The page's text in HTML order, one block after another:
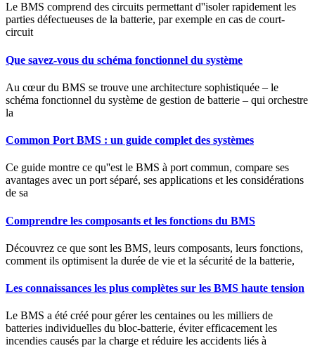
Le BMS comprend des circuits permettant d''isoler rapidement les
parties défectueuses de la batterie, par exemple en cas de court-
circuit
Que savez-vous du schéma fonctionnel du système
Au cœur du BMS se trouve une architecture sophistiquée – le
schéma fonctionnel du système de gestion de batterie – qui orchestre
la
Common Port BMS : un guide complet des systèmes
Ce guide montre ce qu''est le BMS à port commun, compare ses
avantages avec un port séparé, ses applications et les considérations
de sa
Comprendre les composants et les fonctions du BMS
Découvrez ce que sont les BMS, leurs composants, leurs fonctions,
comment ils optimisent la durée de vie et la sécurité de la batterie,
Les connaissances les plus complètes sur les BMS haute tension
Le BMS a été créé pour gérer les centaines ou les milliers de
batteries individuelles du bloc-batterie, éviter efficacement les
incendies causés par la charge et réduire les accidents liés à